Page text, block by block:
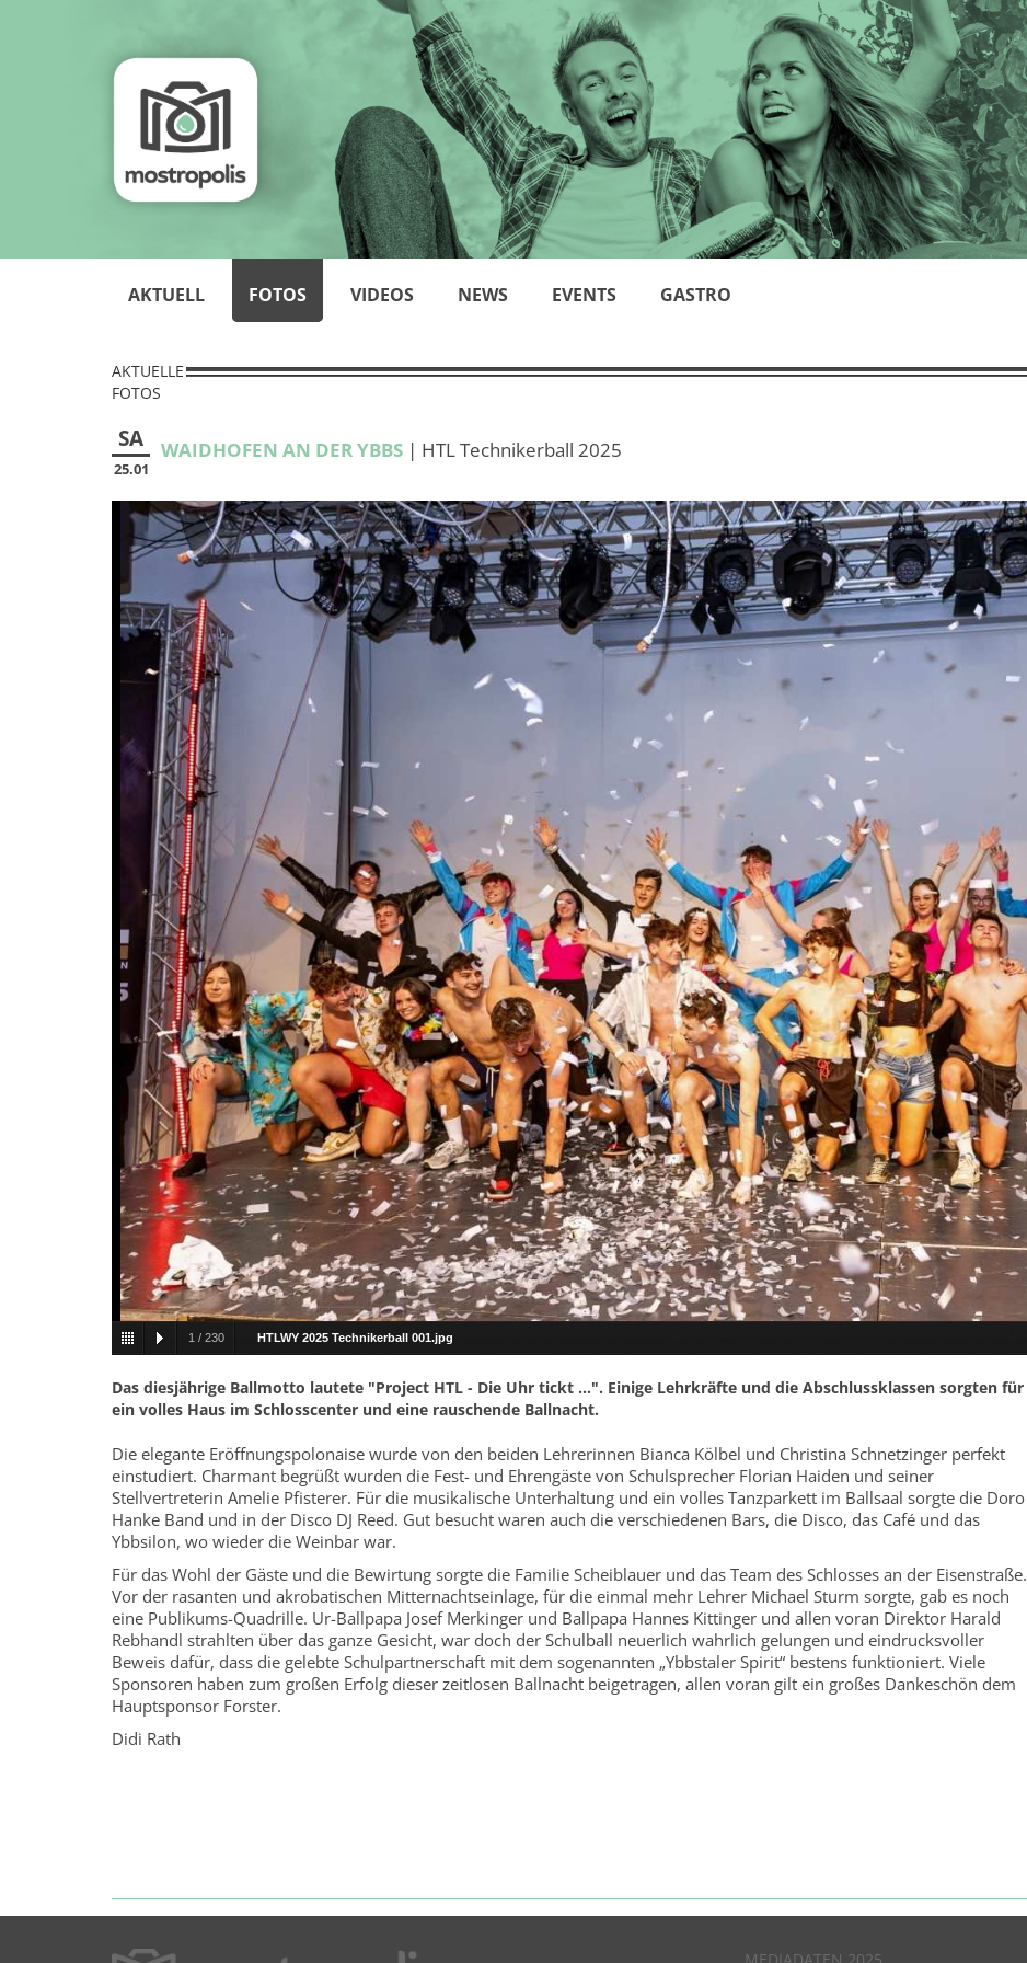
AKTUELL FOTOS VIDEOS NEWS EVENTS GASTRO
AKTUELLE
FOTOS
SA
25.01
WAIDHOFEN AN DER YBBS | HTL Technikerball 2025
1 / 230 HTLWY 2025 Technikerball 001.jpg
Das diesjährige Ballmotto lautete "Project HTL - Die Uhr tickt …". Einige Lehrkräfte und die Abschlussklassen sorgten für
ein volles Haus im Schlosscenter und eine rauschende Ballnacht.
Die elegante Eröffnungspolonaise wurde von den beiden Lehrerinnen Bianca Kölbel und Christina Schnetzinger perfekt
einstudiert. Charmant begrüßt wurden die Fest- und Ehrengäste von Schulsprecher Florian Haiden und seiner
Stellvertreterin Amelie Pfisterer. Für die musikalische Unterhaltung und ein volles Tanzparkett im Ballsaal sorgte die Doro
Hanke Band und in der Disco DJ Reed. Gut besucht waren auch die verschiedenen Bars, die Disco, das Café und das
Ybbsilon, wo wieder die Weinbar war.
Für das Wohl der Gäste und die Bewirtung sorgte die Familie Scheiblauer und das Team des Schlosses an der Eisenstraße.
Vor der rasanten und akrobatischen Mitternachtseinlage, für die einmal mehr Lehrer Michael Sturm sorgte, gab es noch
eine Publikums-Quadrille. Ur-Ballpapa Josef Merkinger und Ballpapa Hannes Kittinger und allen voran Direktor Harald
Rebhandl strahlten über das ganze Gesicht, war doch der Schulball neuerlich wahrlich gelungen und eindrucksvoller
Beweis dafür, dass die gelebte Schulpartnerschaft mit dem sogenannten „Ybbstaler Spirit“ bestens funktioniert. Viele
Sponsoren haben zum großen Erfolg dieser zeitlosen Ballnacht beigetragen, allen voran gilt ein großes Dankeschön dem
Hauptsponsor Forster.
Didi Rath